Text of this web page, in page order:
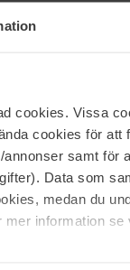
cookies. Vissa
cookies för att
samt för
Data som
medan du
information
door het
en